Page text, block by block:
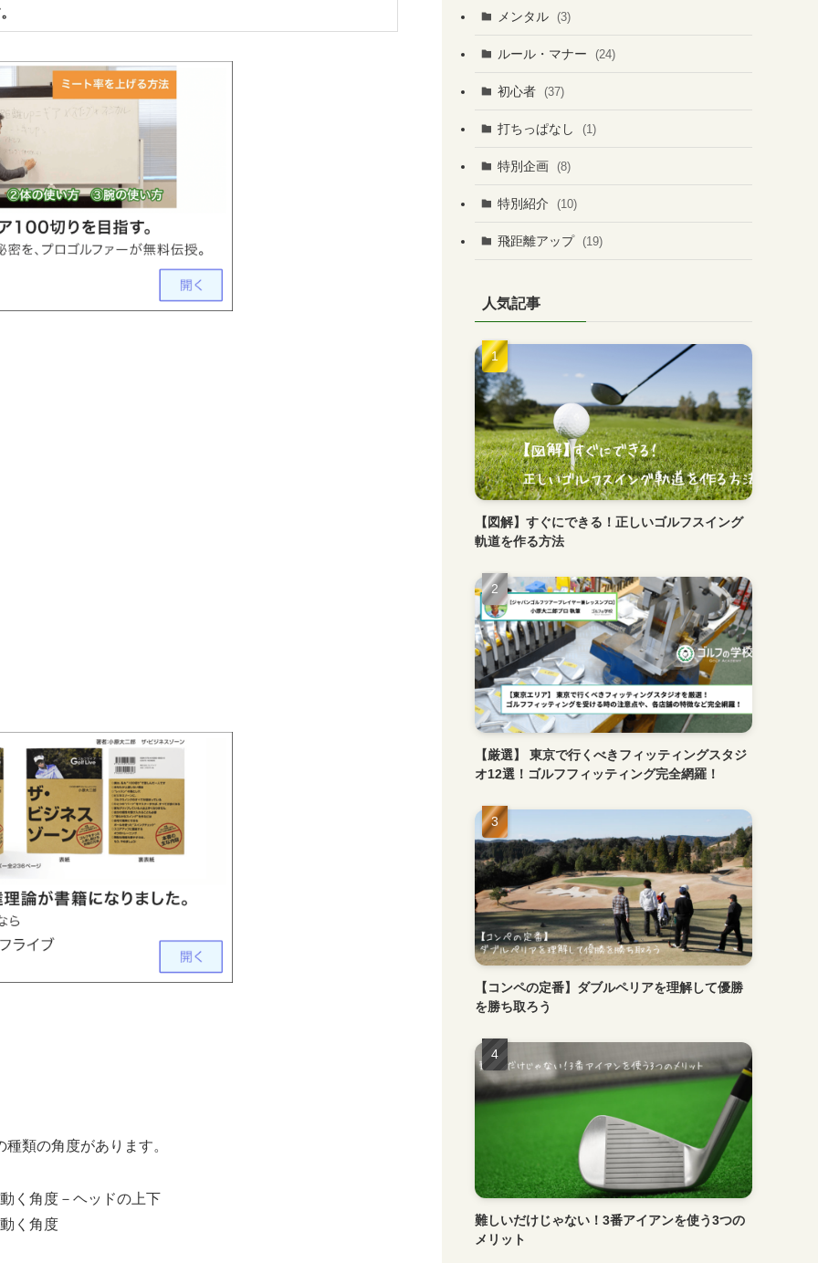
類の角度があります。
く角度－ヘッドの上下
く角度
メンタル (3)
ルール・マナー (24)
初心者 (37)
打ちっぱなし (1)
特別企画 (8)
特別紹介 (10)
飛距離アップ (19)
人気記事
【図解】すぐにできる！正しいゴルフスイング
軌道を作る方法
【厳選】 東京で行くべきフィッティングスタジ
オ12選！ゴルフフィッティング完全網羅！
【コンペの定番】ダブルペリアを理解して優勝
を勝ち取ろう
難しいだけじゃない！3番アイアンを使う3つの
メリット